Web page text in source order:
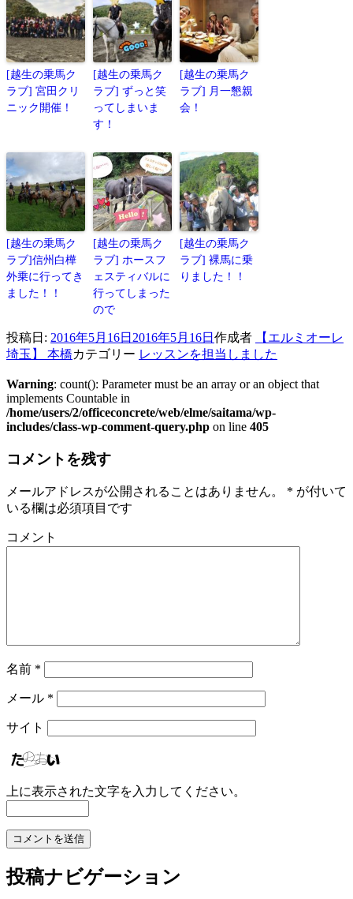
[越生の乗馬ク
ラブ] 宮田クリ
ニック開催！
[越生の乗馬ク
ラブ] ずっと笑
ってしまいま
す！
[越生の乗馬ク
ラブ] 月一懇親
会！
[越生の乗馬ク
ラブ]信州白樺
外乗に行ってき
ました！！
[越生の乗馬ク
ラブ] ホースフ
ェスティバルに
行ってしまった
ので
[越生の乗馬ク
ラブ] 裸馬に乗
りました！！
投稿日: 2016年5月16日 2016年5月16日 作成者
【エルミオーレ
埼玉】 本橋カテゴリー レッスンを担当しました
Warning: count(): Parameter must be an array or an object that
implements Countable in
/home/users/2/officeconcrete/web/elme/saitama/wp-
includes/class-wp-comment-query.php on line 405
コメントを残す
メールアドレスが公開されることはありません。 * が付いて
いる欄は必須項目です
コメント
名前 *
メール *
サイト
上に表示された文字を入力してください。
投稿ナビゲーション